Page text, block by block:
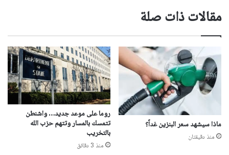
مقالات ذات صلة
ماذا سيشهد سعر البنزين غداً؟
منذ دقيقتان
روما على موعد جديد… واشنطن
تتمسك بالمسار وتتهم حزب الله
بالتخريب
منذ 3 دقائق